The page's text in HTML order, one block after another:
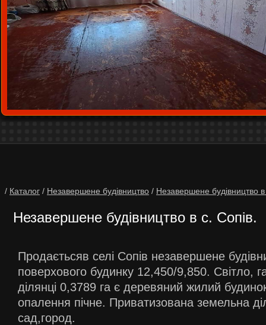
/ Каталог / Незавершене будівництво / Незавершене будівництво
Незавершене будівництво в с. Сопів.
Продаєтьсяв селі Сопів незавершене
поверхового будинку 12,450/9,850. Світло,
ділянці 0,3789 га є деревяний жилий
опалення пічне. Приватизована земельна
сад,город.